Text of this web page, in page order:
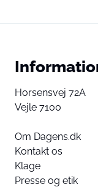
Horsensvej 72A
Vejle 7100
Om Dagens.dk
Kontakt os
Klage
Presse og etik